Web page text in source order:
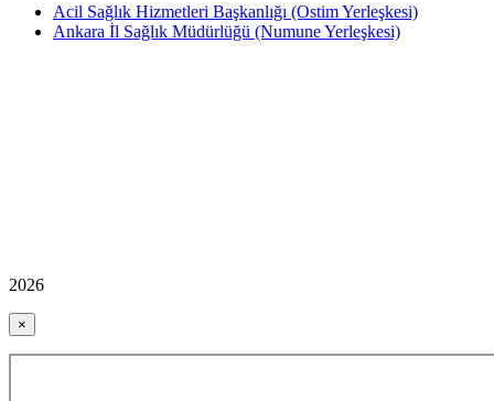
Acil Sağlık Hizmetleri Başkanlığı (Ostim Yerleşkesi)
Ankara İl Sağlık Müdürlüğü (Numune Yerleşkesi)
2026
×